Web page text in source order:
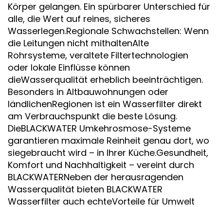
Körper gelangen. Ein spürbarer Unterschied für
alle, die Wert auf reines, sicheres
Wasserlegen.Regionale Schwachstellen: Wenn
die Leitungen nicht mithaltenAlte
Rohrsysteme, veraltete Filtertechnologien
oder lokale Einflüsse können
dieWasserqualität erheblich beeinträchtigen.
Besonders in Altbauwohnungen oder
ländlichenRegionen ist ein Wasserfilter direkt
am Verbrauchspunkt die beste Lösung.
DieBLACKWATER Umkehrosmose-Systeme
garantieren maximale Reinheit genau dort, wo
siegebraucht wird – in Ihrer Küche.Gesundheit,
Komfort und Nachhaltigkeit – vereint durch
BLACKWATERNeben der herausragenden
Wasserqualität bieten BLACKWATER
Wasserfilter auch echteVorteile für Umwelt